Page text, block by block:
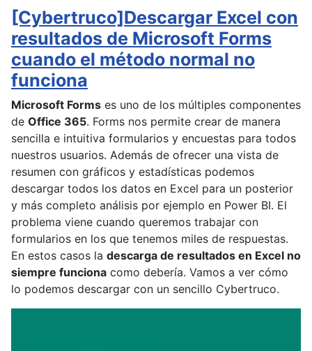
[Cybertruco]Descargar Excel con
resultados de Microsoft Forms
cuando el método normal no
funciona
Microsoft Forms es uno de los múltiples componentes
de Office 365. Forms nos permite crear de manera
sencilla e intuitiva formularios y encuestas para todos
nuestros usuarios. Además de ofrecer una vista de
resumen con gráficos y estadísticas podemos
descargar todos los datos en Excel para un posterior
y más completo análisis por ejemplo en Power BI. El
problema viene cuando queremos trabajar con
formularios en los que tenemos miles de respuestas.
En estos casos la descarga de resultados en Excel no
siempre funciona como debería. Vamos a ver cómo
lo podemos descargar con un sencillo Cybertruco.